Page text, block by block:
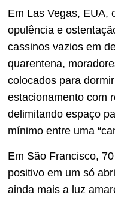
Em Las Vegas, EUA,
opulência e
cassinos vazios em
quarentena,
colocados para
estacionamento com
delimitando espaço
mínimo entre uma
Em São Francisco,
positivo em um só
ainda mais a luz